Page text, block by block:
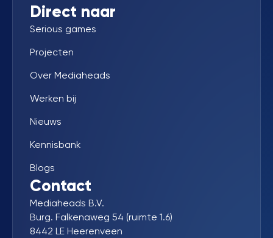
Direct naar
Serious games
Projecten
Over Mediaheads
Werken bij
Nieuws
Kennisbank
Blogs
Contact
Mediaheads B.V.
Burg. Falkenaweg 54 (ruimte 1.6)
8442 LE Heerenveen